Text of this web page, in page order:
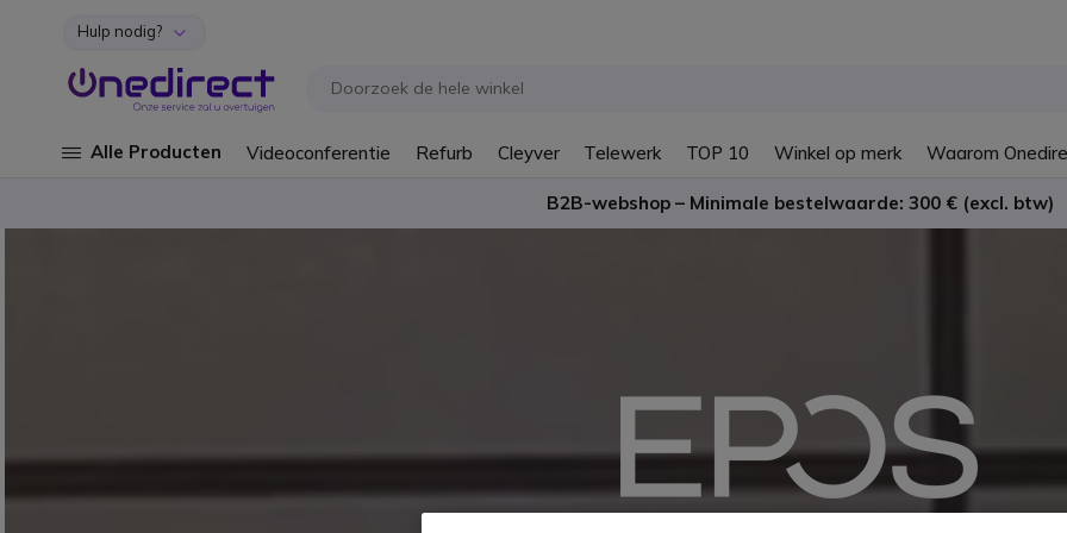
Ga naar de inhoud
Hulp nodig?
Alle Producten Videoconferentie Refurb Cleyver Telewerk TOP 10 Winkel op merk Waarom
B2B-webshop – Minimale bestelwaarde: 300 € (excl. btw)